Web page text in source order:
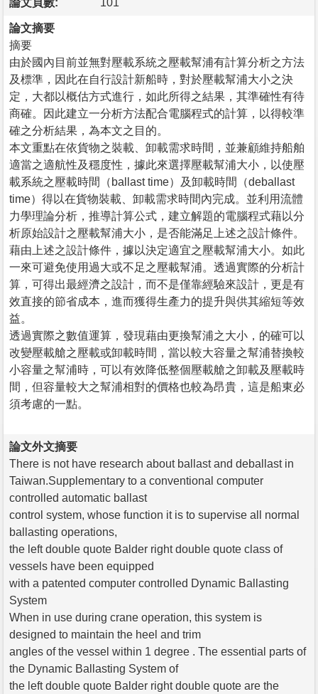
論文摘要
摘要
由於國內目前並無對壓載系統之壓載幫浦有計算分析之方法
及標準，因此在自行設計新船時，對於壓載幫浦大小之決
定，大都以概估方式進行，如此所得之結果，其準確性有待
商確。因此建立一分析方法配合電腦程式的計算，以得較準
確之分析結果，為本文之目的。
本文重點在依貨物之裝載、卸載需求時間，並兼顧維持船舶
適當之適航性及穩度性，據此來選擇壓載幫浦大小，以使壓
載系統之壓載時間（ballast time）及卸載時間（deballast
time）得以在貨物裝載、卸載需求時間內完成。並利用流體
力學理論分析，推導計算公式，建立解題的電腦程式藉以分
析原始設計之壓載幫浦大小，是否能滿足上述之設計條件。
藉由上述之設計條件，據以決定適宜之壓載幫浦大小。如此
一來可避免使用過大或不足之壓載幫浦。透過實際的分析計
算，可得出最經濟之設計，而不是僅靠經驗來設計，更是有
效直接的節省成本，進而獲得生產力的提升與供其縮短等效
益。
透過實際之數值運算，發現藉由更換幫浦之大小，的確可以
改變壓載艙之壓載或卸載時間，當以較大容量之幫浦替換較
小容量之幫浦時，可以有效降低整個壓載艙之卸載及壓載時
間，但容量較大之幫浦相對的價格也較為昂貴，這是船東必
須考慮的一點。
論文外文摘要
There is not have research about ballast and deballast in
Taiwan.Supplementary to a conventional computer
controlled automatic ballast
control system, whose function it is to supervise all normal
ballasting operations,
the left double quote Balder right double quote class of
vessels have been equipped
with a patented computer controlled Dynamic Ballasting
System
When in use during crane operation, this system is
designed to maintain the heel and trim
angles of the vessel within 1 degree . The essential parts of
the Dynamic Ballasting System of
the left double quote Balder right double quote are the